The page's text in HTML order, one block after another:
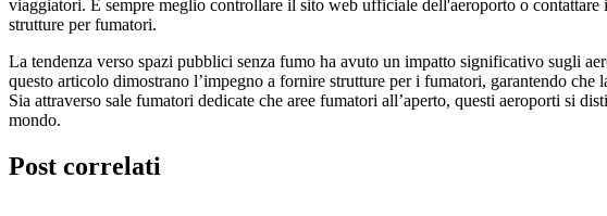
viaggiatori. È sempre meglio controllare il sito web ufficiale dell'aeroporto o
strutture per fumatori.
La tendenza verso spazi pubblici senza fumo ha avuto un impatto significativo sugli
questo articolo dimostrano l’impegno a fornire strutture per i fumatori, garantendo
Sia attraverso sale fumatori dedicate che aree fumatori all’aperto, questi aeroporti si
mondo.
Post correlati